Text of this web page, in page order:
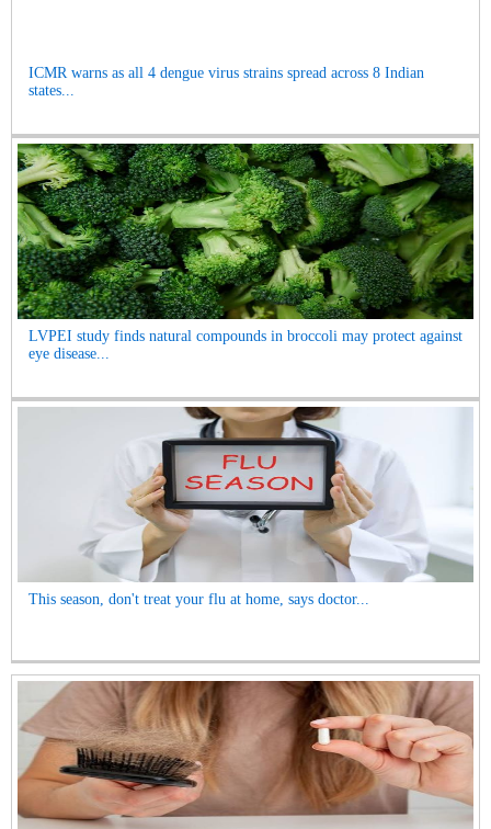
ICMR warns as all 4 dengue virus strains spread across 8 Indian
states...
LVPEI study finds natural compounds in broccoli may protect against
eye disease...
This season, don't treat your flu at home, says doctor...